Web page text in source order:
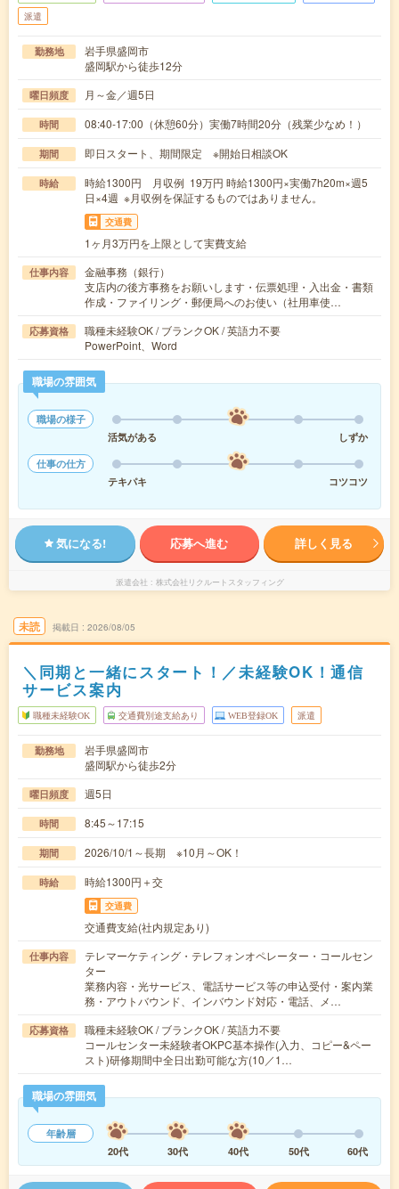
派遣
勤務地
岩手県盛岡市
盛岡駅から徒歩12分
曜日頻度 月～金／週5日
時間 08:40-17:00（休憩60分）実働7時間20分（残業少なめ！）
期間 即日スタート、期間限定 ※開始日相談OK
時給
時給1300円 月収例 19万円 時給1300円×実働7h20m×週5
日×4週 ※月収例を保証するものではありません。
交通費
1ヶ月3万円を上限として実費支給
仕事内容
金融事務（銀行）
支店内の後方事務をお願いします・伝票処理・入出金・書類
作成・ファイリング・郵便局へのお使い（社用車使…
応募資格
職種未経験OK / ブランクOK / 英語力不要
PowerPoint、Word
職場の雰囲気
職場の様子
活気がある
しずか
仕事の仕方
テキパキ
コツコツ
気になる! 応募へ進む 詳しく見る
派遣会社 株式会社リクルートスタッフィング
未読 掲載日 2026/08/05
＼同期と一緒にスタート！／未経験OK！通信
サービス案内
職種未経験OK 交通費別途支給あり WEB登録OK 派遣
勤務地
岩手県盛岡市
盛岡駅から徒歩2分
曜日頻度 週5日
時間 8:45～17:15
期間 2026/10/1～長期 ※10月～OK！
時給 時給1300円＋交
交通費
交通費支給(社内規定あり)
仕事内容
テレマーケティング・テレフォンオペレーター・コールセン
ター
業務内容・光サービス、電話サービス等の申込受付・案内業
務・アウトバウンド、インバウンド対応・電話、メ…
応募資格
職種未経験OK / ブランクOK / 英語力不要
コールセンター未経験者OKPC基本操作(入力、コピー&ペー
スト)研修期間中全日出勤可能な方(10／1…
職場の雰囲気
年齢層
20代
30代 40代 50代 60代